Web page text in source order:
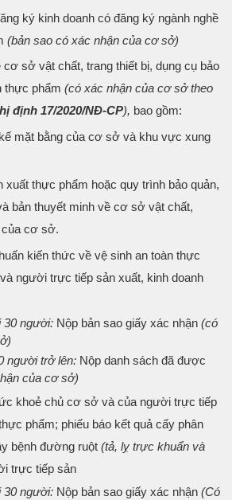
ký kinh doanh có đăng ký ngành nghề
(bản sao có xác nhận của cơ sở)
sở vật chất, trang thiết bị, dụng cụ bảo
thực phẩm (có xác nhận của cơ sở theo
định 17/2020/NĐ-CP), bao gồm:
mặt bằng của cơ sở và khu vực xung
thực phẩm hoặc quy trình bảo quản,
bản thuyết minh về cơ sở vật chất,
của cơ sở.
kiến thức về vệ sinh an toàn thực
người trực tiếp sản xuất, kinh doanh
người:Nộp bản sao giấy xác nhận (có
người trở lên:Nộp danh sách đã được
của cơ sở)
khoẻ chủ cơ sở và của người trực tiếp
phẩm; phiếu báo kết quả cấy phân
bệnh đường ruột (tả, lỵ trực khuẩn và
trực tiếp sản
người:Nộp bản sao giấy xác nhận (Có